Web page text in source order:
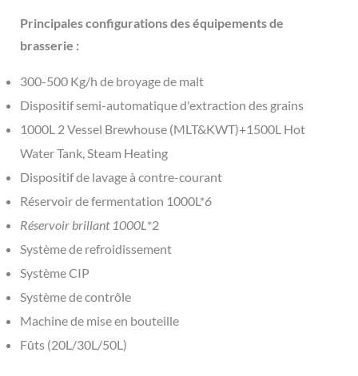
Principales configurations des équipements de
brasserie :
300-500 Kg/h de broyage de malt
Dispositif semi-automatique d'extraction des grains
1000L 2 Vessel Brewhouse (MLT&KWT)+1500L Hot
Water Tank, Steam Heating
Dispositif de lavage à contre-courant
Réservoir de fermentation 1000L*6
Réservoir brillant 1000L*2
Système de refroidissement
Système CIP
Système de contrôle
Machine de mise en bouteille
Fûts (20L/30L/50L)